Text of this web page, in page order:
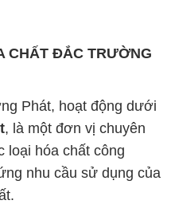
CHẤT ĐẮC TRƯỜNG
Phát, hoạt động dưới
, là một đơn vị chuyên
loại hóa chất công
nhu cầu sử dụng của